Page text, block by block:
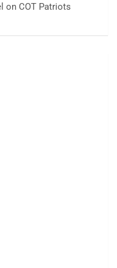
on COT Patriots